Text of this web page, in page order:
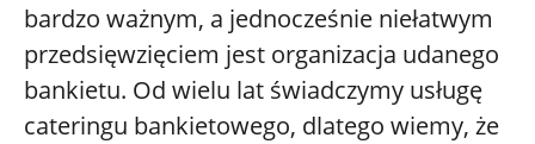
bardzo ważnym, a jednocześnie niełatwym
przedsięwzięciem jest organizacja udanego
bankietu. Od wielu lat świadczymy usługę
cateringu bankietowego, dlatego wiemy, że